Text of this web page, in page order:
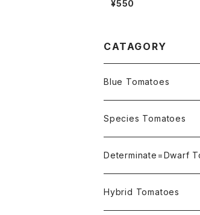
n Globe エアルーム・
¥550
CATAGORY
Blue Tomatoes
OSU INDIGO Series
Not OSU Blue
Species Tomatoes
Determinate=Dwarf
Micro Determinate
Hybrid Tomatoes